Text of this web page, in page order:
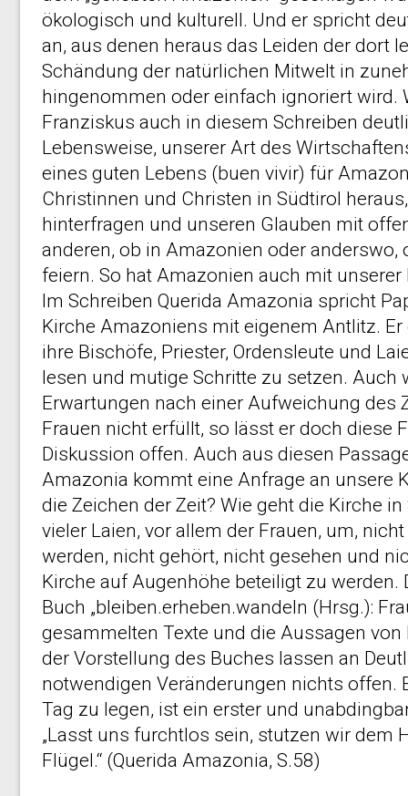
ökologisch und kulturell. Und er spricht
an, aus denen heraus das Leiden der dort
Schändung der natürlichen Mitwelt in
hingenommen oder einfach ignoriert wird.
Franziskus auch in diesem Schreiben
Lebensweise, unserer Art des
eines guten Lebens (buen vivir) für
Christinnen und Christen in Südtirol
hinterfragen und unseren Glauben mit
anderen, ob in Amazonien oder anderswo,
feiern. So hat Amazonien auch mit unserer
Im Schreiben Querida Amazonia spricht
Kirche Amazoniens mit eigenem Antlitz.
ihre Bischöfe, Priester, Ordensleute und
lesen und mutige Schritte zu setzen. Auch
Erwartungen nach einer Aufweichung des
Frauen nicht erfüllt, so lässt er doch diese
Diskussion offen. Auch aus diesen
Amazonia kommt eine Anfrage an unsere
die Zeichen der Zeit? Wie geht die Kirche
vieler Laien, vor allem der Frauen, um,
werden, nicht gehört, nicht gesehen und
Kirche auf Augenhöhe beteiligt zu
Buch „bleiben.erheben.wandeln (Hrsg.):
gesammelten Texte und die Aussagen
der Vorstellung des Buches lassen an
notwendigen Veränderungen nichts offen.
Tag zu legen, ist ein erster und
„Lasst uns furchtlos sein, stutzen wir dem
Flügel.“ (Querida Amazonia, S.58)